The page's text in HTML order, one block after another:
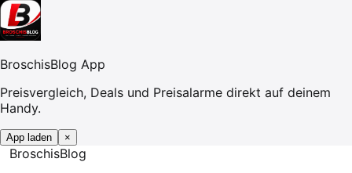
BroschisBlog App
Preisvergleich, Deals und Preisalarme direkt auf deinem
Handy.
App laden ×
BroschisBlog